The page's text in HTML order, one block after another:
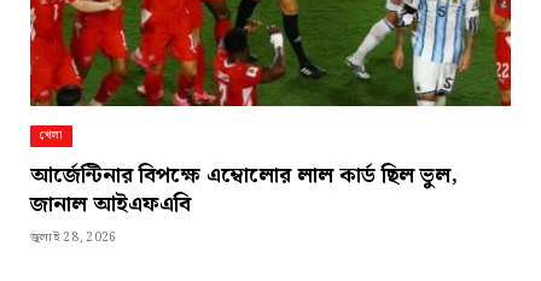
খেলা
আর্জেন্টিনার বিপক্ষে এম্বোলোর লাল কার্ড ছিল ভুল,
জানাল আইএফএবি
জুলাই 28, 2026